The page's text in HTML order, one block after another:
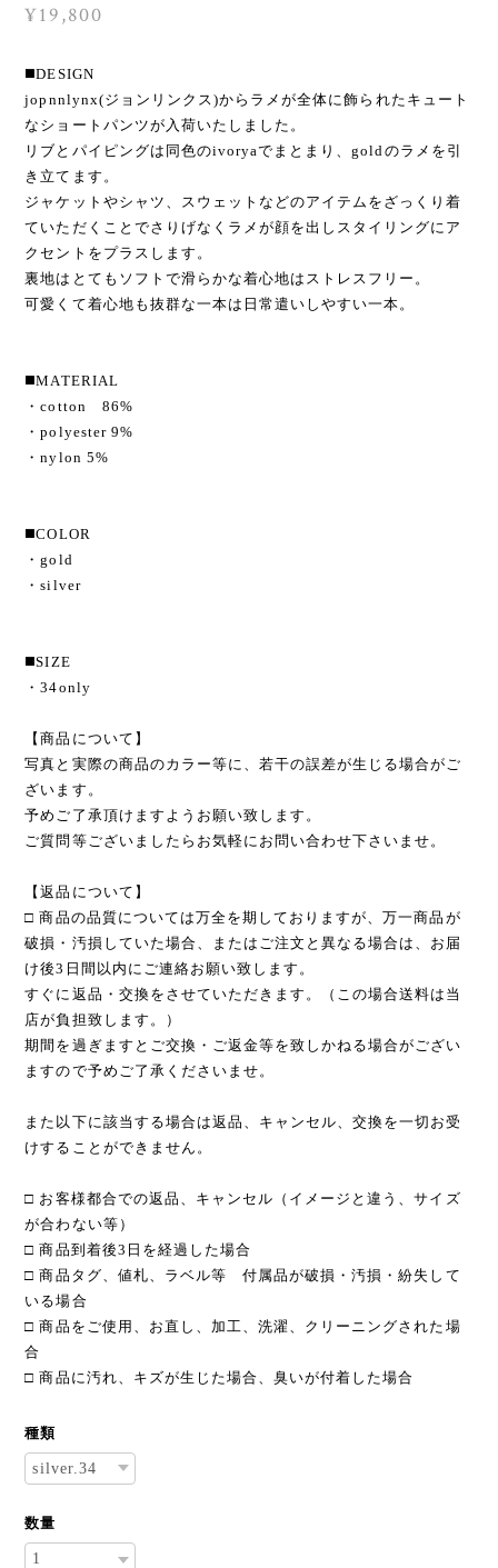
¥19,800
◼️DESIGN
jopnnlynx(ジョンリンクス)からラメが全体に飾られたキュート
なショートパンツが入荷いたしました。
リブとパイピングは同色のivoryaでまとまり、goldのラメを引
き立てます。
ジャケットやシャツ、スウェットなどのアイテムをざっくり着
ていただくことでさりげなくラメが顔を出しスタイリングにア
クセントをプラスします。
裏地はとてもソフトで滑らかな着心地はストレスフリー。
可愛くて着心地も抜群な一本は日常遣いしやすい一本。
◼️MATERIAL
・cotton 86%
・polyester 9%
・nylon 5%
◼️COLOR
・gold
・silver
◼️SIZE
・34only
【商品について】
写真と実際の商品のカラー等に、若干の誤差が生じる場合がご
ざいます。
予めご了承頂けますようお願い致します。
ご質問等ございましたらお気軽にお問い合わせ下さいませ。
【返品について】
□ 商品の品質については万全を期しておりますが、万一商品が
破損・汚損していた場合、またはご注文と異なる場合は、お届
け後3日間以内にご連絡お願い致します。
すぐに返品・交換をさせていただきます。（この場合送料は当
店が負担致します。）
期間を過ぎますとご交換・ご返金等を致しかねる場合がござい
ますので予めご了承くださいませ。
また以下に該当する場合は返品、キャンセル、交換を一切お受
けすることができません。
□ お客様都合での返品、キャンセル（イメージと違う、サイズ
が合わない等）
□ 商品到着後3日を経過した場合
□ 商品タグ、値札、ラベル等 付属品が破損・汚損・紛失して
いる場合
□ 商品をご使用、お直し、加工、洗濯、クリーニングされた場
合
□ 商品に汚れ、キズが生じた場合、臭いが付着した場合
種類
数量